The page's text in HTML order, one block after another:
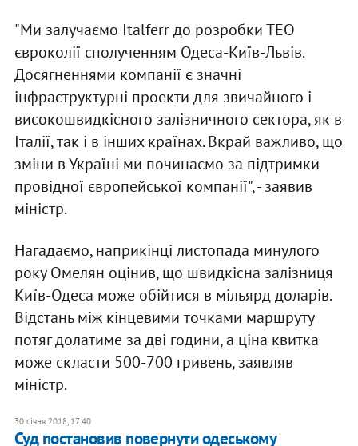
"Ми залучаємо Italferr до розробки ТЕО
євроколії сполученням Одеса-Київ-Львів.
Досягненнями компанії є значні
інфраструктурні проекти для звичайного і
високошвидкісного залізничного сектора, як в
Італії, так і в інших країнах. Вкрай важливо, що
зміни в Україні ми починаємо за підтримки
провідної європейської компанії", - заявив
міністр.
Нагадаємо, наприкінці листопада минулого
року Омелян оцінив, що швидкісна залізниця
Київ-Одеса може обійтися в мільярд доларів.
Відстань між кінцевими точками маршруту
потяг долатиме за дві години, а ціна квитка
може скласти 500-700 гривень, заявляв
міністр.
30 січня 2018, 17:40
Суд постановив повернути одеському